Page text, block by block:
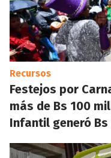
Recursos
Festejos por
más de Bs 100
Infantil generó